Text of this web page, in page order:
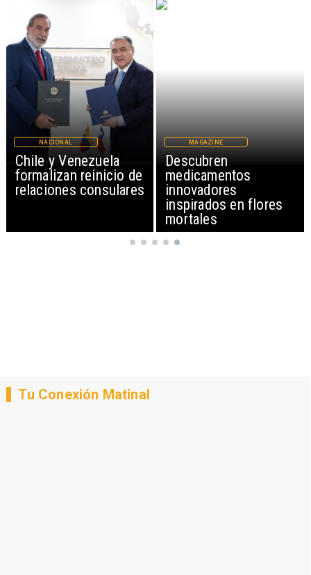
Chile y Venezuela
formalizan reinicio de
relaciones consulares
NACIONAL
Descubren
medicamentos
innovadores
inspirados en flores
mortales
MAGAZINE
Tu Conexión Matinal